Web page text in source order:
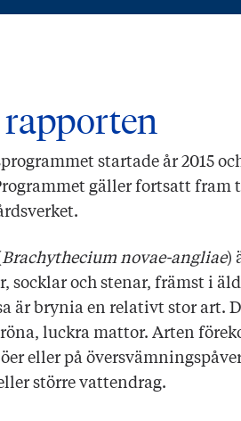
startade år 2015
gäller fortsatt fram
Brachythecium novae-angliae)
socklar och stenar, främst i
är brynia en relativt stor art.
luckra mattor. Arten
eller på
större vattendrag.